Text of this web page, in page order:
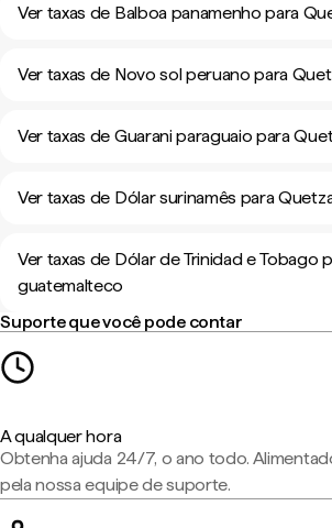
Ver taxas de Balboa panamenho para
Ver taxas de Novo sol peruano para
Ver taxas de Guarani paraguaio para
Ver taxas de Dólar surinamês para
Ver taxas de Dólar de Trinidad e Tobago
guatemalteco
Suporte que você pode contar
A qualquer hora
Obtenha ajuda 24/7, o ano todo.
pela nossa equipe de suporte.